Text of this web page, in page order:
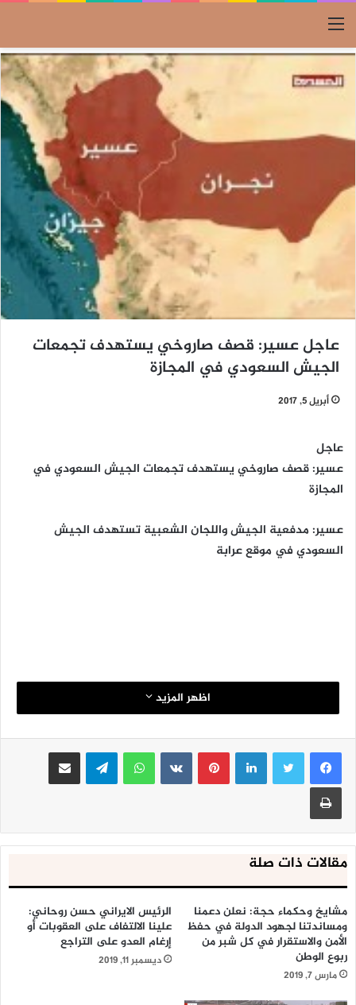
القائمة
عاجل عسير: قصف صاروخي يستهدف تجمعات
الجيش السعودي في المجازة
أبريل 5, 2017
عاجل
عسير: قصف صاروخي يستهدف تجمعات الجيش السعودي في
المجازة
عسير: مدفعية الجيش واللجان الشعبية تستهدف الجيش
السعودي في موقع عرابة
اظهر المزيد
لينكدإنبينتيريست واتساب تيلقرام مشاركة عبر البريد
طباعة
مقالات ذات صلة
مشايخ وحكماء حجة: نعلن دعمنا
ومساندتنا لجهود الدولة في حفظ
الأمن والاستقرار في كل شبر من
ربوع الوطن
مارس 7, 2019
الرئيس الايراني حسن روحاني:
علينا الالتفاف على العقوبات أو
إرغام العدو على التراجع
ديسمبر 11, 2019